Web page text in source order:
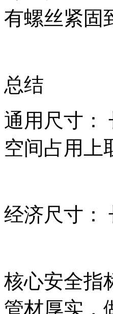
有螺丝紧固
总结
通用尺寸：
空间占用上
经济尺寸：
核心安全指
管材厚实，